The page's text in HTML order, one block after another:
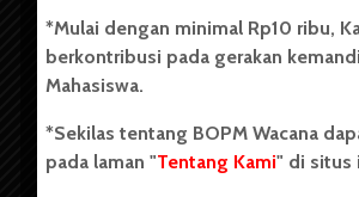
berdiri pada 1 Juli 1995.
Kontribusi
*Mulai dengan minimal Rp10 ribu,
berkontribusi pada gerakan
Mahasiswa.
*Sekilas tentang BOPM Wacana
pada laman "Tentang Kami" di situs